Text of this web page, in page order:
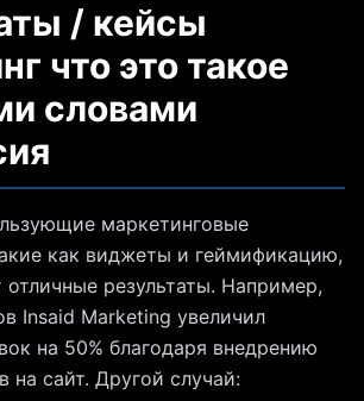
/ кейсы
что это такое
словами
маркетинговые
как виджеты и геймификацию,
результаты. Например,
Insaid Marketing увеличил
на 50% благодаря внедрению
на сайт. Другой случай: